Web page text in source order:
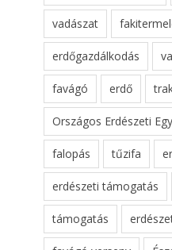
vadászat
erdőgazdálkodás
favágó erdő
Országos Erdészeti
falopás tűzifa
erdészeti támogatás
támogatás